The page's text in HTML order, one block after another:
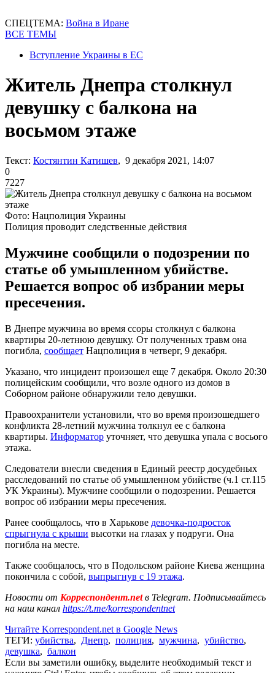
СПЕЦТЕМА: Война в Иране
ВСЕ ТЕМЫ
Вступление Украины в ЕС
Житель Днепра столкнул
девушку с балкона на
восьмом этаже
Текст: Костянтин Катишев, 9 декабря 2021, 14:07
0
7227
Фото: Нацполиция Украины
Полиция проводит следственные действия
Мужчине сообщили о подозрении по
статье об умышленном убийстве.
Решается вопрос об избрании меры
пресечения.
В Днепре мужчина во время ссоры столкнул с балкона
квартиры 20-летнюю девушку. От полученных травм она
погибла, сообщает Нацполиция в четверг, 9 декабря.
Указано, что инцидент произошел еще 7 декабря. Около 20:30
полицейским сообщили, что возле одного из домов в
Соборном районе обнаружили тело девушки.
Правоохранители установили, что во время произошедшего
конфликта 28-летний мужчина толкнул ее с балкона
квартиры. Информатор уточняет, что девушка упала с восього
этажа.
Следователи внесли сведения в Единый реестр досудебных
расследований по статье об умышленном убийстве (ч.1 ст.115
УК Украины). Мужчине сообщили о подозрении. Решается
вопрос об избрании меры пресечения.
Ранее сообщалось, что в Харькове девочка-подросток
спрыгнула с крыши высотки на глазах у подруги. Она
погибла на месте.
Также сообщалось, что в Подольском районе Киева женщина
покончила с собой, выпрыгнув с 19 этажа.
Новости от Корреспондент.netв Telegram. Подписывайтесь
на наш канал https://t.me/korrespondentnet
Читайте Korrespondent.net в Google News
ТЕГИ: убийства, Днепр, полиция, мужчина, убийство,
девушка, балкон
Если вы заметили ошибку, выделите необходимый текст и